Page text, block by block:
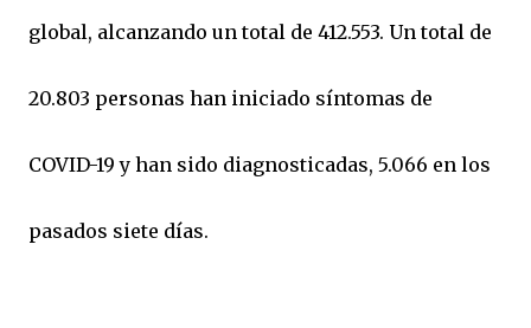
global, alcanzando un total de 412.553. Un total de
20.803 personas han iniciado síntomas de
COVID-19 y han sido diagnosticadas, 5.066 en los
pasados siete días.